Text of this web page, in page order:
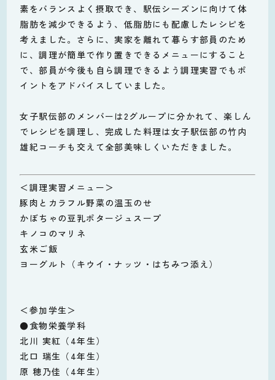
素をバランスよく摂取でき、駅伝シーズンに向けて体
脂肪を減少できるよう、低脂肪にも配慮したレシピを
考えました。さらに、実家を離れて暮らす部員のため
に、調理が簡単で作り置きできるメニューにすること
で、部員が今後も自ら調理できるよう調理実習でもポ
イントをアドバイスしていました。
女子駅伝部のメンバーは2グループに分かれて、楽しん
でレシピを調理し、完成した料理は女子駅伝部の竹内
雄紀コーチも交えて全部美味しくいただきました。
＜調理実習メニュー＞
豚肉とカラフル野菜の温玉のせ
かぼちゃの豆乳ポタージュスープ
キノコのマリネ
玄米ご飯
ヨーグルト（キウイ・ナッツ・はちみつ添え）
＜参加学生＞
●食物栄養学科
北川 実紅（4年生）
北口 瑞生（4年生）
原 穂乃佳（4年生）